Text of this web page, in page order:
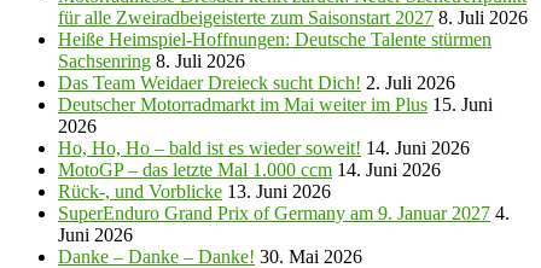
für alle Zweiradbeigeisterte zum Saisonstart 2027 8. Juli 2026
Heiße Heimspiel-Hoffnungen: Deutsche Talente stürmen
Sachsenring 8. Juli 2026
Das Team Weidaer Dreieck sucht Dich! 2. Juli 2026
Deutscher Motorradmarkt im Mai weiter im Plus 15. Juni
2026
Ho, Ho, Ho – bald ist es wieder soweit! 14. Juni 2026
MotoGP – das letzte Mal 1.000 ccm 14. Juni 2026
Rück-, und Vorblicke 13. Juni 2026
SuperEnduro Grand Prix of Germany am 9. Januar 2027 4.
Juni 2026
Danke – Danke – Danke! 30. Mai 2026